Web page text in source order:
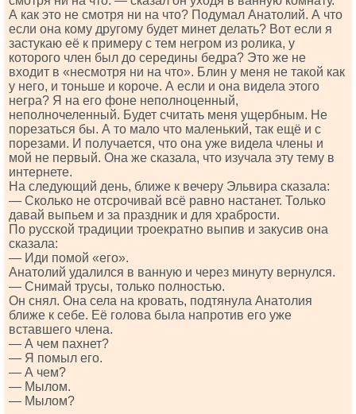
А как это не смотря ни на что? Подумал Анатолий. А что
если она кому другому будет минет делать? Вот если я
застукаю её к примеру с тем негром из ролика, у
которого член был до середины бедра? Это же не
входит в «несмотря ни на что». Блин у меня не такой как
у него, и тоньше и короче. А если и она видела этого
негра? Я на его фоне неполноценный,
неполночеленный. Будет считать меня ущербным. Не
порезаться бы. А то мало что маленький, так ещё и с
порезами. И получается, что она уже видела члены и
мой не первый. Она же сказала, что изучала эту тему в
интернете.
На следующий день, ближе к вечеру Эльвира сказала:
— Сколько не отсрочивай всё равно настанет. Только
давай выпьем и за праздник и для храбрости.
По русской традиции троекратно выпив и закусив она
сказала:
— Иди помой «его».
Анатолий удалился в ванную и через минуту вернулся.
— Снимай трусы, только полностью.
Он снял. Она села на кровать, подтянула Анатолия
ближе к себе. Её голова была напротив его уже
вставшего члена.
— А чем пахнет?
— Я помыл его.
— А чем?
— Мылом.
— Мылом?